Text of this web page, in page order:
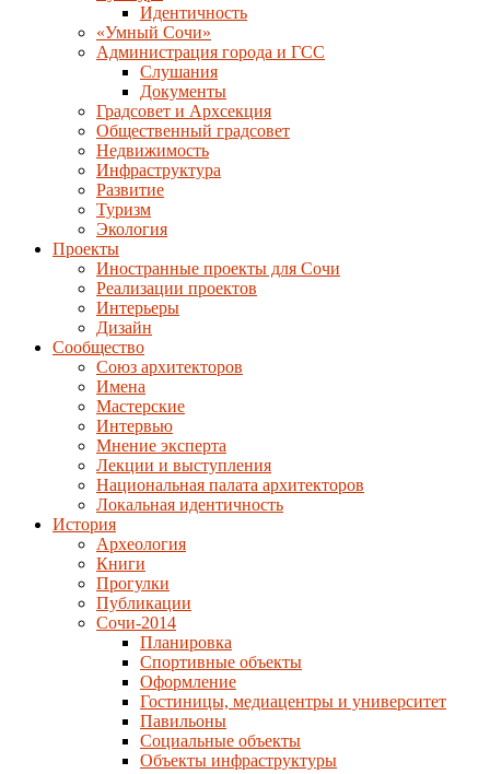
Идентичность
«Умный Сочи»
Администрация города и ГСС
Слушания
Документы
Градсовет и Архсекция
Общественный градсовет
Недвижимость
Инфраструктура
Развитие
Туризм
Экология
Проекты
Иностранные проекты для Сочи
Реализации проектов
Интерьеры
Дизайн
Сообщество
Союз архитекторов
Имена
Мастерские
Интервью
Мнение эксперта
Лекции и выступления
Национальная палата архитекторов
Локальная идентичность
История
Археология
Книги
Прогулки
Публикации
Сочи-2014
Планировка
Спортивные объекты
Оформление
Гостиницы, медиацентры и университет
Павильоны
Социальные объекты
Объекты инфраструктуры